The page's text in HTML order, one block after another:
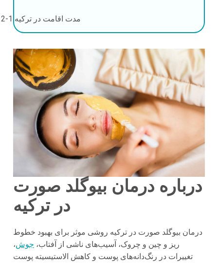
مدت اقامت در ترکیه 1-2 روز
درباره درمان بیوگلد صورت
در ترکیه
درمان بیوگلد صورت در ترکیه روشی موثر برای بهبود خطوط
ریز و چین و چروک، آسیب‌های ناشی از آفتاب، جوش،
تغییرات در رنگ‌دانه‌های پوست و کاهش الاستیسیته پوست